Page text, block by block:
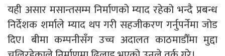
यही असार मसान्तसम्म निर्माणको म्याद रहेको भन्दै प्रबन्ध
निर्देशक शर्माले म्याद थप गरी सहजीकरण गर्नुपर्नेमा जोड
दिए। बीमा कम्पनीसँग उच्च अदालत काठमाडौँमा मुद्दा